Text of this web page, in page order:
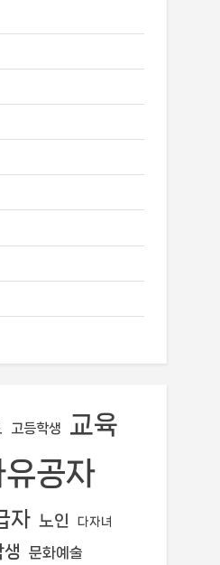
고등학생 교육
공자
자 노인 다자녀
생 문화예술